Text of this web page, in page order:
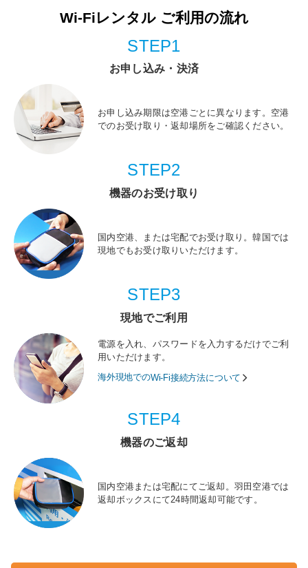
Wi-Fiレンタル ご利用の流れ
STEP1
お申し込み・決済
お申し込み期限は空港ごとに異なります。空港
でのお受け取り・返却場所をご確認ください。
STEP2
機器のお受け取り
国内空港、または宅配でお受け取り。韓国では
現地でもお受け取りいただけます。
STEP3
現地でご利用
電源を入れ、パスワードを入力するだけでご利
用いただけます。
海外現地でのWi-Fi接続方法について
STEP4
機器のご返却
国内空港または宅配にてご返却。羽田空港では
返却ボックスにて24時間返却可能です。